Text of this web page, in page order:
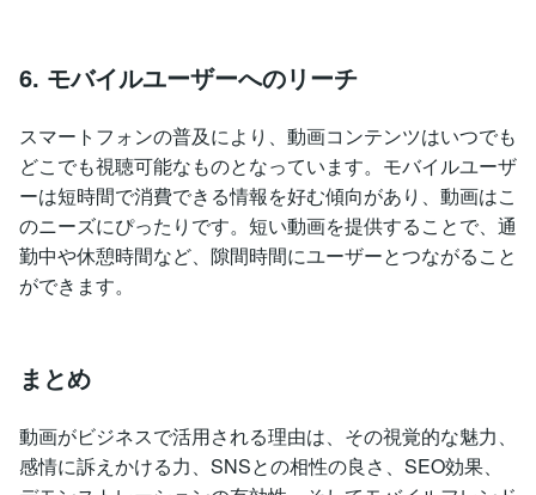
6. モバイルユーザーへのリーチ
スマートフォンの普及により、動画コンテンツはいつでも
どこでも視聴可能なものとなっています。モバイルユーザ
ーは短時間で消費できる情報を好む傾向があり、動画はこ
のニーズにぴったりです。短い動画を提供することで、通
勤中や休憩時間など、隙間時間にユーザーとつながること
ができます。
まとめ
動画がビジネスで活用される理由は、その視覚的な魅力、
感情に訴えかける力、SNSとの相性の良さ、SEO効果、